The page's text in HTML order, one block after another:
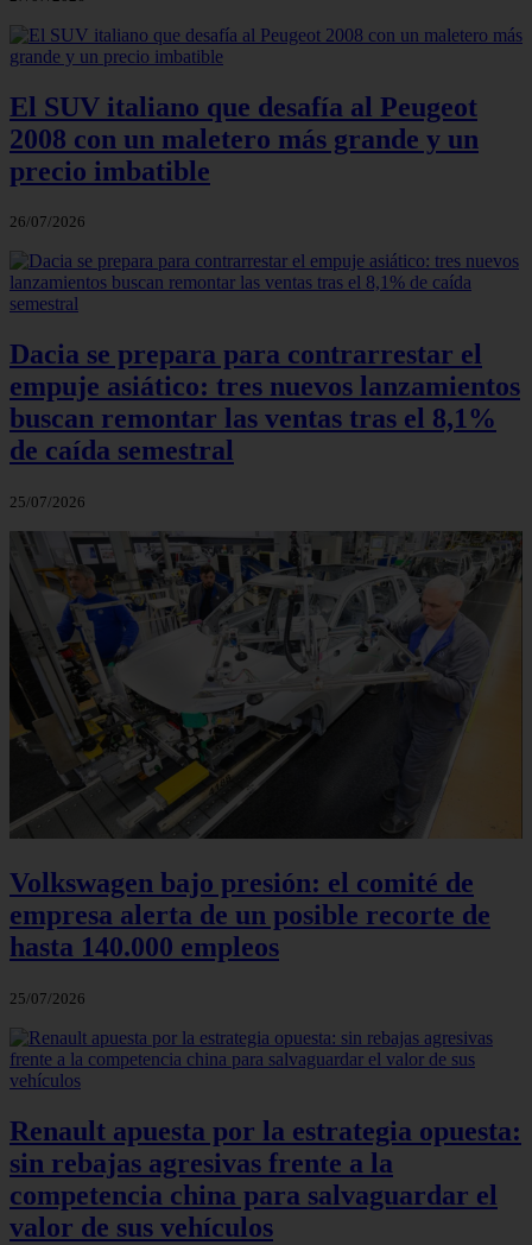
El SUV italiano que desafía al Peugeot
2008 con un maletero más grande y un
precio imbatible
26/07/2026
Dacia se prepara para contrarrestar el
empuje asiático: tres nuevos lanzamientos
buscan remontar las ventas tras el 8,1%
de caída semestral
25/07/2026
Volkswagen bajo presión: el comité de
empresa alerta de un posible recorte de
hasta 140.000 empleos
25/07/2026
Renault apuesta por la estrategia opuesta:
sin rebajas agresivas frente a la
competencia china para salvaguardar el
valor de sus vehículos